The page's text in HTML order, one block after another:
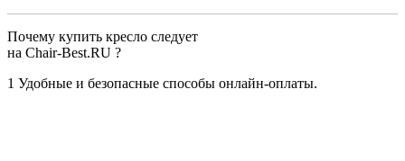
Почему купить кресло следует
на Chair-Best.RU ?
1 Удобные и безопасные способы онлайн-оплаты.